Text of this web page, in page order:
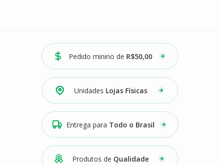
Pedido minino de R$50,00
Unidades Lojas Físicas
Entrega para Todo o Brasil
Produtos de Qualidade